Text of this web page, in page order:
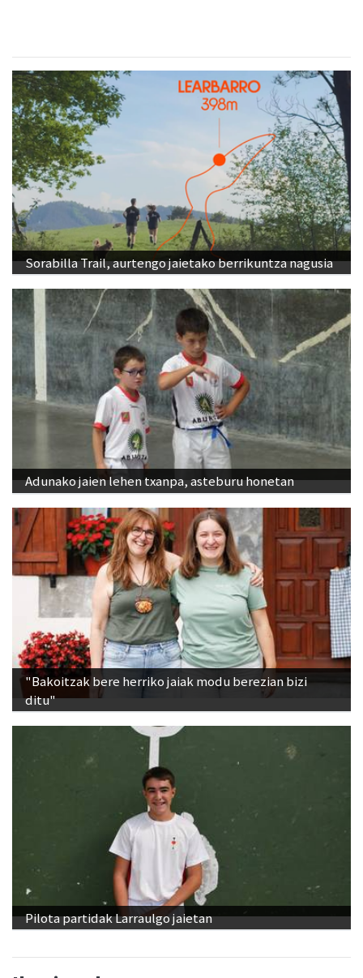
Sorabilla Trail, aurtengo jaietako berrikuntza nagusia
Adunako jaien lehen txanpa, asteburu honetan
"Bakoitzak bere herriko jaiak modu berezian bizi
ditu"
Pilota partidak Larraulgo jaietan